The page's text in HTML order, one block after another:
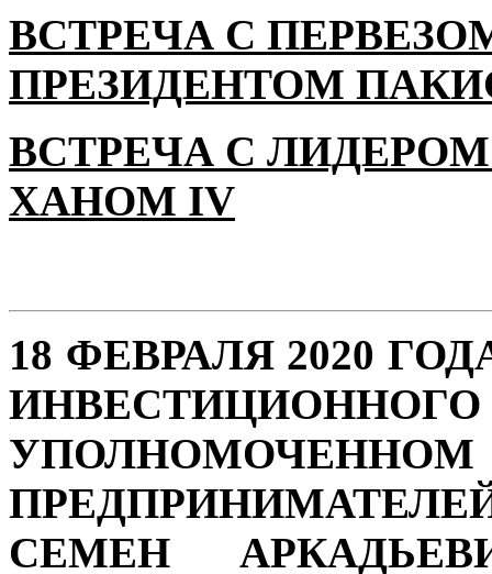
ВСТРЕЧА С
ПРЕЗИДЕНТОМ
ВСТРЕЧА С
ХАНОМ IV
18 ФЕВРАЛЯ 2020
СЕМЕН